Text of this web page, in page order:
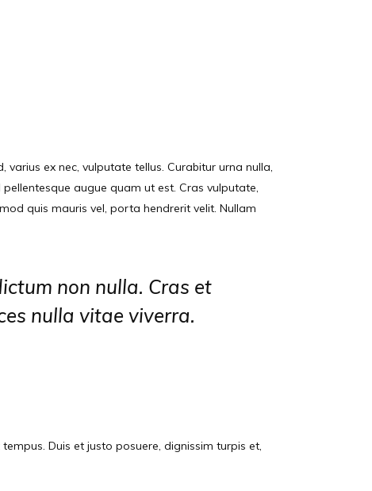
ex nec, vulputate tellus. Curabitur urna nulla,
augue quam ut est. Cras vulputate,
quis mauris vel, porta hendrerit velit. Nullam
non nulla. Cras et
nulla vitae viverra.
Duis et justo posuere, dignissim turpis et,